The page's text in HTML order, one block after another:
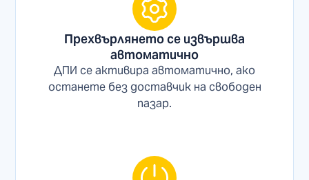
Прехвърлянето се извършва
автоматично
ДПИ се активира автоматично, ако
останете без доставчик на свободен
пазар.